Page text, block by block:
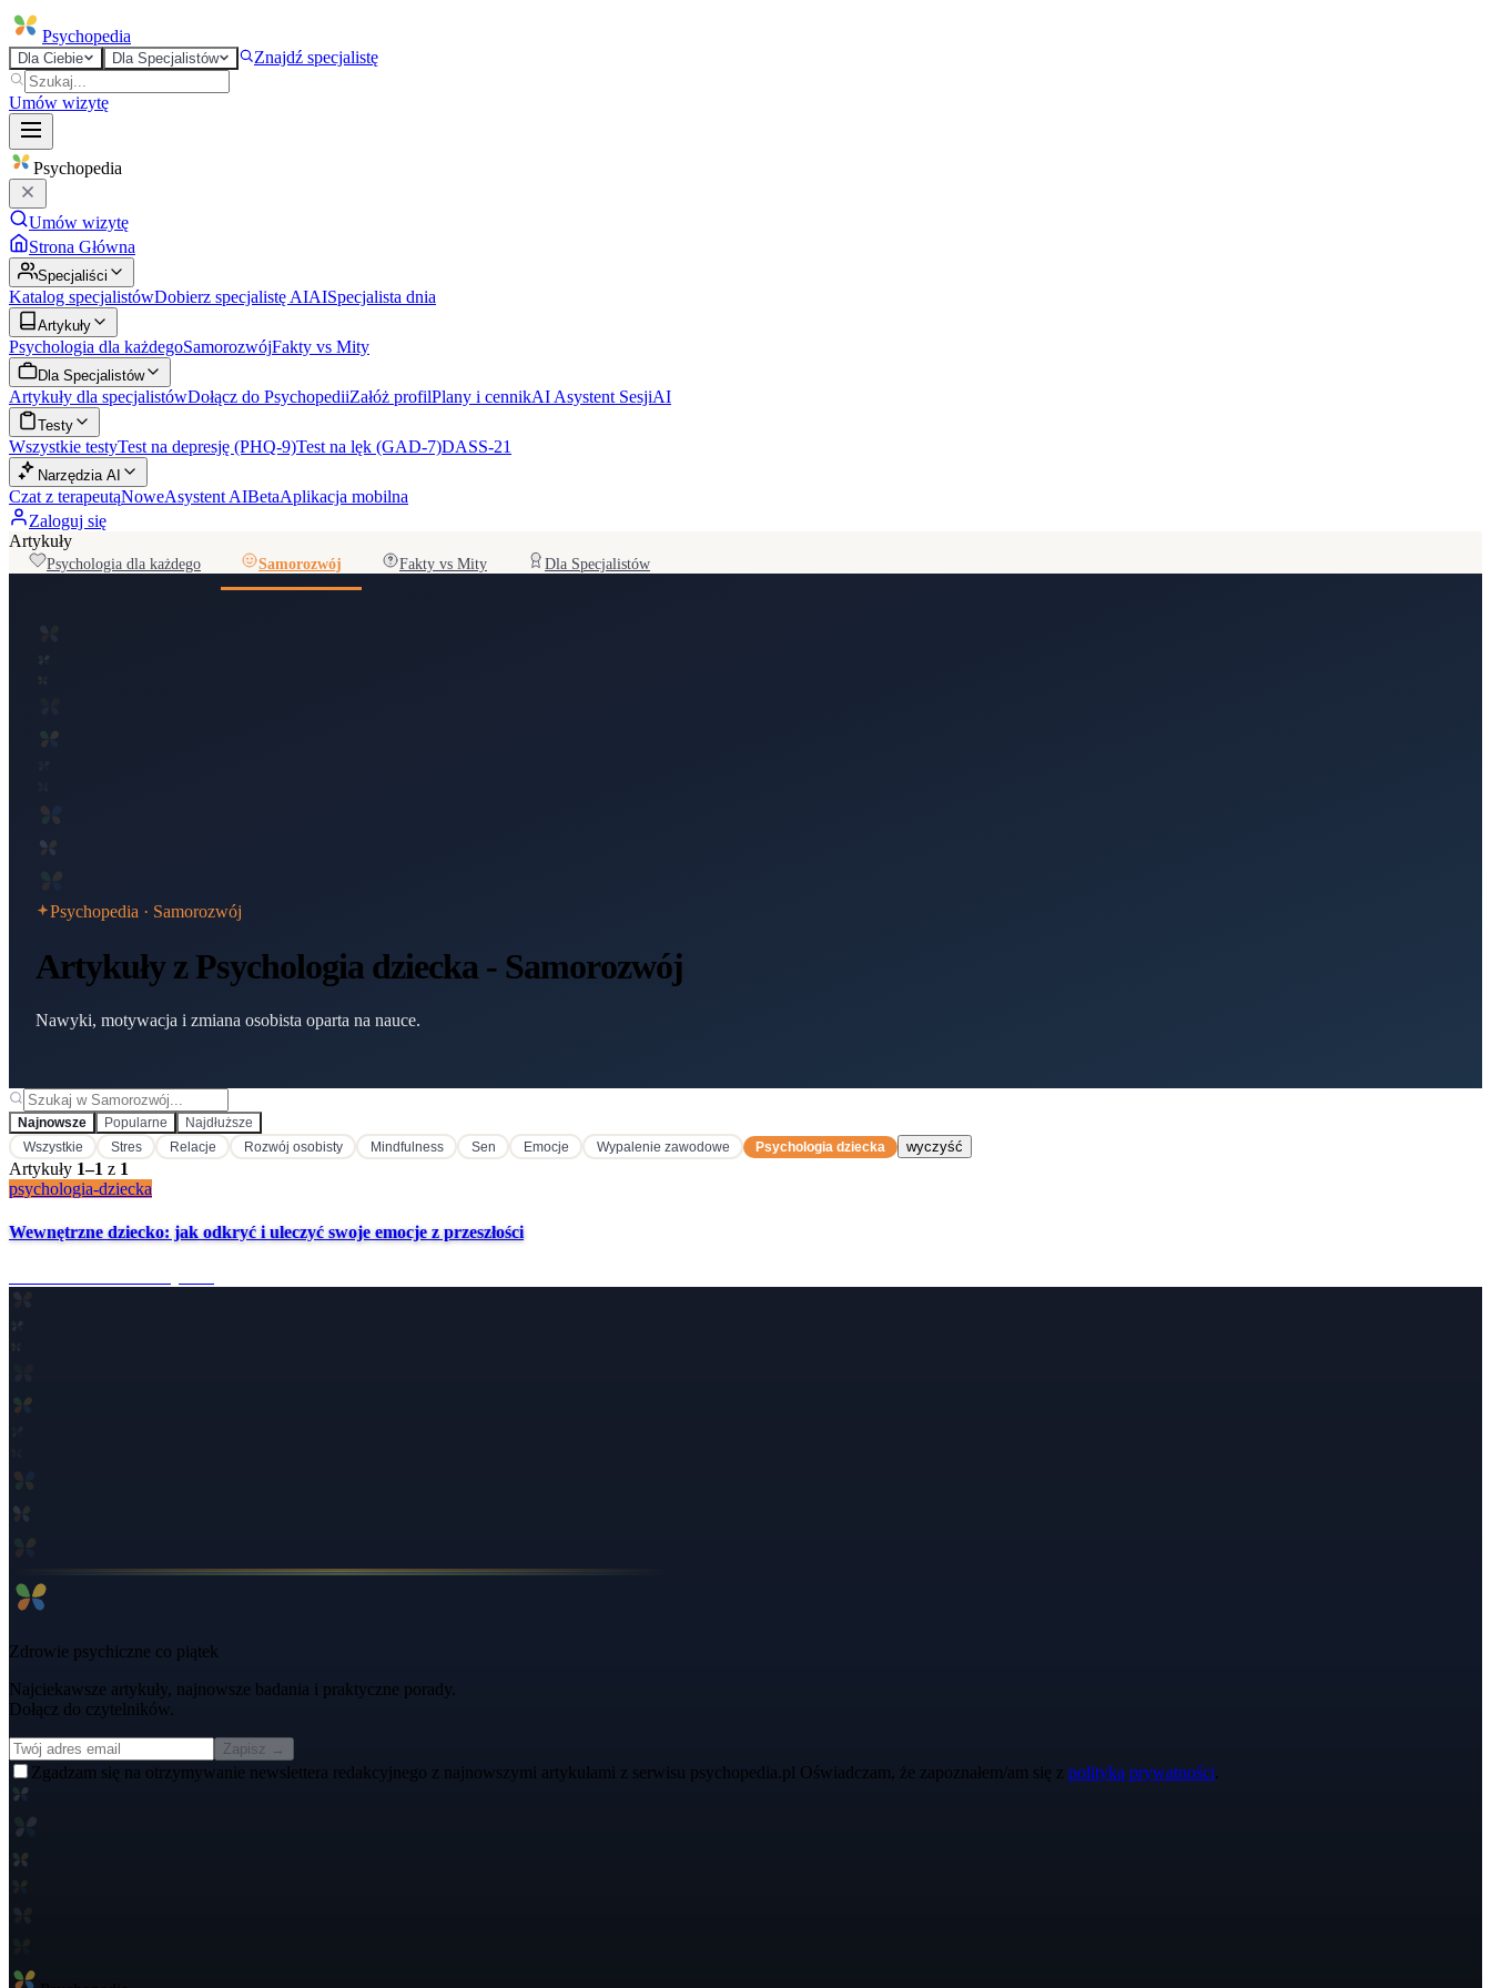
Psychopedia
Dla Ciebie Dla Specjalistów Znajdź specjalistę
Umów wizytę
Psychopedia
Umów wizytę
Strona Główna
Specjaliści
Katalog specjalistówDobierz specjalistę AIAISpecjalista dnia
Artykuły
Psychologia dla każdegoSamorozwójFakty vs Mity
Dla Specjalistów
Artykuły dla specjalistówDołącz do PsychopediiZałóż profilPlany i cennikAI Asystent SesjiAI
Testy
Wszystkie testyTest na depresję (PHQ-9)Test na lęk (GAD-7)DASS-21
Narzędzia AI
Czat z terapeutąNoweAsystent AIBetaAplikacja mobilna
Zaloguj się
Artykuły
Psychologia dla każdego Samorozwój Fakty vs Mity Dla Specjalistów
Psychopedia · Samorozwój
Artykuły z Psychologia dziecka - Samorozwój
Nawyki, motywacja i zmiana osobista oparta na nauce.
Najnowsze Popularne
Najdłuższe
Wszystkie
Stres Relacje Rozwój osobisty Mindfulness Sen Emocje Wypalenie zawodowe Psychologia dziecka wyczyść
Artykuły 1–1 z 1
psychologia-dziecka
Wewnętrzne dziecko: jak odkryć i uleczyć swoje emocje z przeszłości
Zdrowie psychiczne co piątek
Najciekawsze artykuły, najnowsze badania i praktyczne porady.
Dołącz do czytelników.
Zapisz →
Zgadzam się na otrzymywanie newslettera redakcyjnego z najnowszymi artykułami z serwisu psychopedia.pl Oświadczam, że zapoznałem/am się z polityką prywatności.